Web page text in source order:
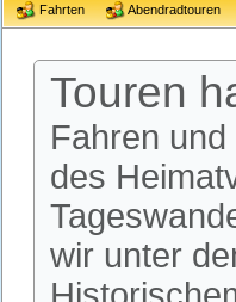
Fahrten Abendradtouren
Touren
Fahren
des
wir unter